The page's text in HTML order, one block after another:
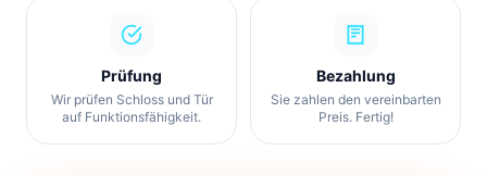
Prüfung
Wir prüfen Schloss und Tür
auf Funktionsfähigkeit.
Bezahlung
Sie zahlen den vereinbarten
Preis. Fertig!